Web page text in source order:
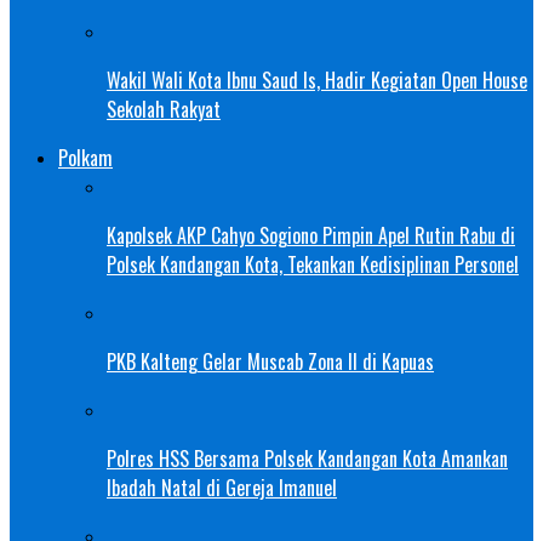
Wakil Wali Kota Ibnu Saud Is, Hadir Kegiatan Open House
Sekolah Rakyat
Polkam
Kapolsek AKP Cahyo Sogiono Pimpin Apel Rutin Rabu di
Polsek Kandangan Kota, Tekankan Kedisiplinan Personel
PKB Kalteng Gelar Muscab Zona II di Kapuas
Polres HSS Bersama Polsek Kandangan Kota Amankan
Ibadah Natal di Gereja Imanuel